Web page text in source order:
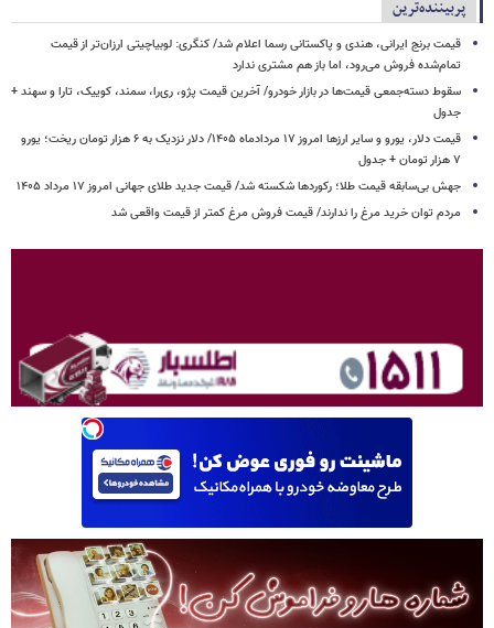
پربیننده‌ترین
قیمت برنج ایرانی، هندی و پاکستانی رسما اعلام شد/ کنگری: لوبیاچیتی ارزان‌تر از قیمت
تمام‌شده فروش می‌رود، اما باز هم مشتری ندارد
سقوط دسته‌جمعی قیمت‌ها در بازار خودرو/ آخرین قیمت پژو، ری‌را، سمند، کوییک، تارا و سهند +
جدول
قیمت دلار، یورو و سایر ارزها امروز ۱۷ مردادماه ۱۴۰۵/ دلار نزدیک به ۶ هزار تومان ریخت؛ یورو
۷ هزار تومان + جدول
جهش بی‌سابقه قیمت طلا؛ رکوردها شکسته شد/ قیمت جدید طلای جهانی امروز ۱۷ مرداد ۱۴۰۵
مردم توان خرید مرغ را ندارند/ قیمت فروش مرغ کمتر از قیمت واقعی شد